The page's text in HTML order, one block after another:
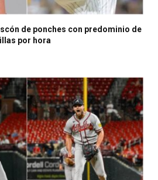
de ponches con predominio de
por hora